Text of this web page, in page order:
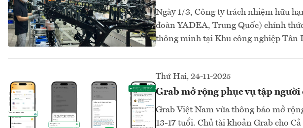
Ngày 1/3, Công ty trách nhiệm hữu
đoàn YADEA, Trung Quốc) chính
thông minh tại Khu công nghiệp
Thứ Hai, 24-11-2025
Grab mở rộng phục vụ tập người
Grab Việt Nam vừa thông báo mở
13-17 tuổi. Chủ tài khoản Grab cho